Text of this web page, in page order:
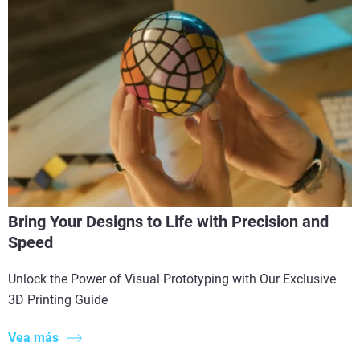
Bring Your Designs to Life with Precision and
Speed
Unlock the Power of Visual Prototyping with Our Exclusive
3D Printing Guide
Vea más